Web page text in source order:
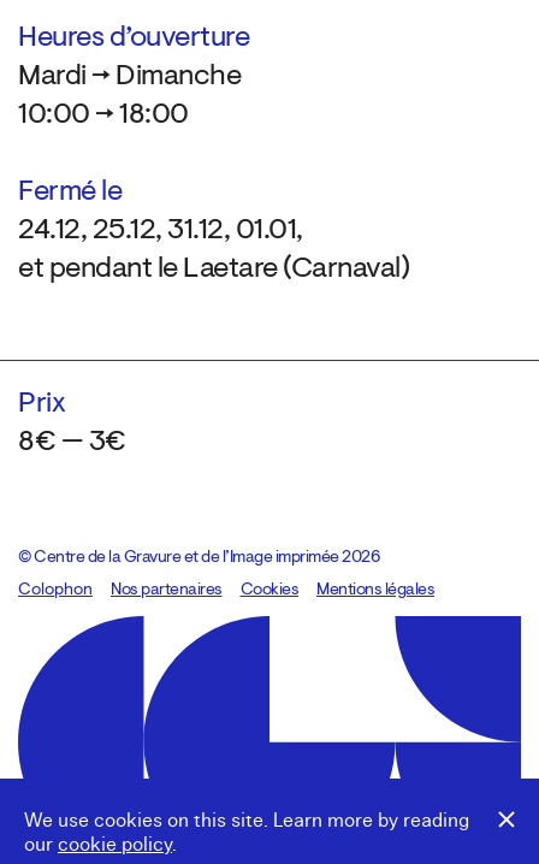
We use cookies on this site. Learn more by reading
our cookie policy.
Heures d’ouverture
Mardi → Dimanche
10:00 → 18:00
Fermé le
24.12, 25.12, 31.12, 01.01,
et pendant le Laetare (Carnaval)
Prix
8€ — 3€
© Centre de la Gravure et de l’Image imprimée 2026
Colophon
Design:Marcel Kaczmarek, code:8080.studio
Nos partenaires Cookies Mentions légales